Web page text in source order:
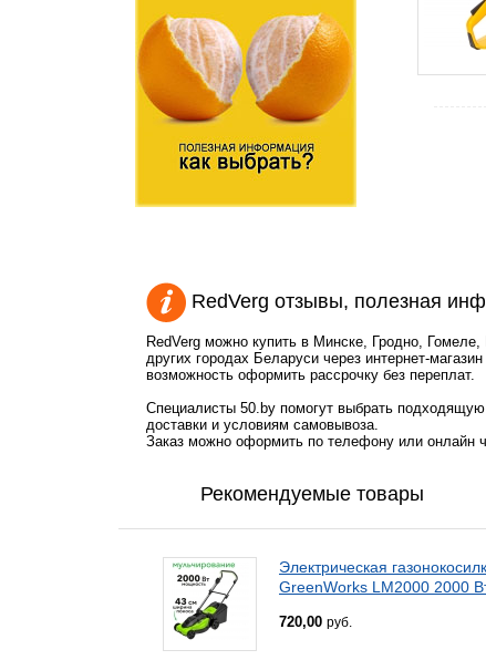
RedVerg отзывы, полезная
RedVerg можно купить в Минске, Гродно,
других городах Беларуси через интернет-
возможность оформить рассрочку без переплат.
Специалисты 50.by помогут выбрать
доставки и условиям самовывоза.
Заказ можно оформить по телефону или онлайн
Рекомендуемые товары
Электрическая
GreenWorks LM2000 2000
720,00 руб.